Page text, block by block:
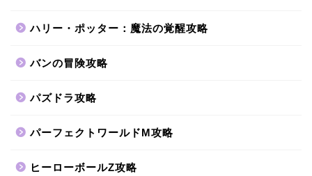
ハリー・ポッター：魔法の覚醒攻略
バンの冒険攻略
パズドラ攻略
パーフェクトワールドM攻略
ヒーローボールZ攻略